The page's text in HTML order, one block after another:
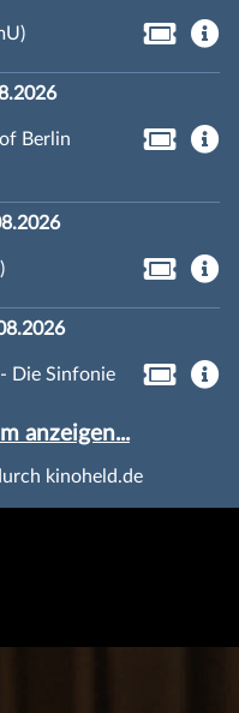
Berlin
Die Sinfonie
anzeigen...
kinoheld.de